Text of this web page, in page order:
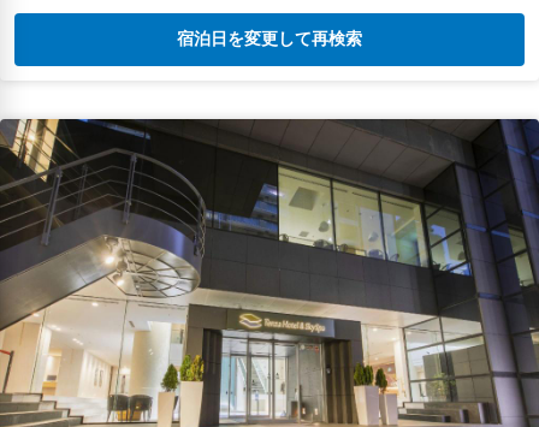
宿泊日を変更して再検索